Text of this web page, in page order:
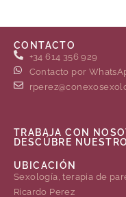
CONTACTO
+34 614 356 929
Contacto por
TRABAJA CON
DESCÚBRE
UBICACIÓN
Sexología, terapia de
Ricardo Perez